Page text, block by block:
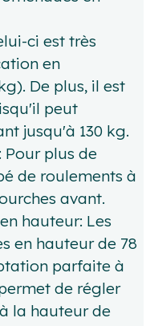
ci est très
en
De plus, il est
peut
jusqu'à 130 kg.
Pour plus de
de roulements à
avant.
hauteur: Les
en hauteur de 78
parfaite à
de régler
la hauteur de